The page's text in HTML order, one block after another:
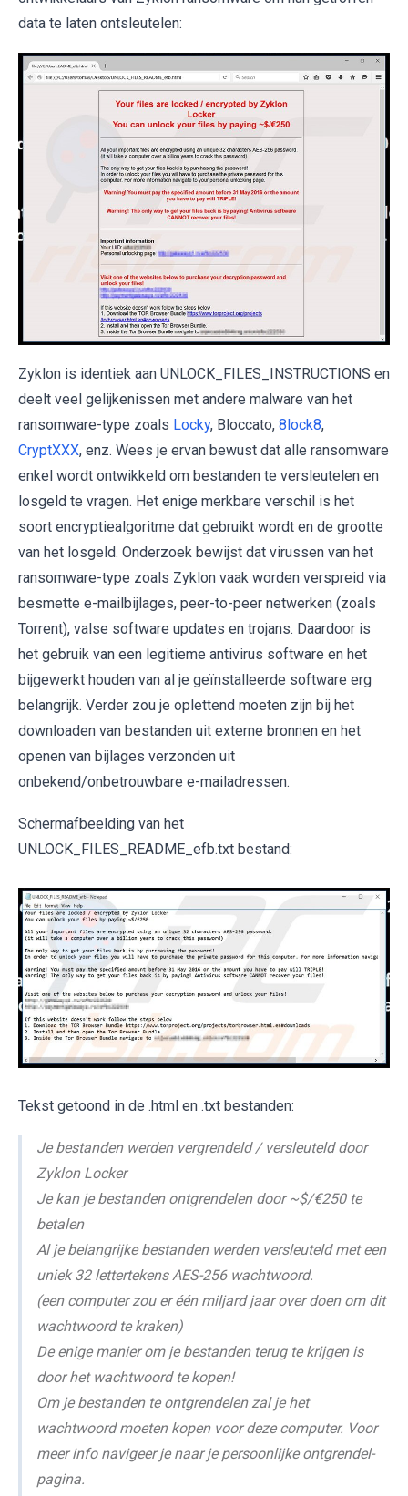
data te laten ontsleutelen:
Zyklon is identiek aan UNLOCK_FILES_INSTRUCTIONS en
deelt veel gelijkenissen met andere malware van het
ransomware-type zoals Locky, Bloccato, 8lock8,
CryptXXX, enz. Wees je ervan bewust dat alle ransomware
enkel wordt ontwikkeld om bestanden te versleutelen en
losgeld te vragen. Het enige merkbare verschil is het
soort encryptiealgoritme dat gebruikt wordt en de grootte
van het losgeld. Onderzoek bewijst dat virussen van het
ransomware-type zoals Zyklon vaak worden verspreid via
besmette e-mailbijlages, peer-to-peer netwerken (zoals
Torrent), valse software updates en trojans. Daardoor is
het gebruik van een legitieme antivirus software en het
bijgewerkt houden van al je geïnstalleerde software erg
belangrijk. Verder zou je oplettend moeten zijn bij het
downloaden van bestanden uit externe bronnen en het
openen van bijlages verzonden uit
onbekend/onbetrouwbare e-mailadressen.
Schermafbeelding van het
UNLOCK_FILES_README_efb.txt bestand:
Tekst getoond in de .html en .txt bestanden:
Je bestanden werden vergrendeld / versleuteld door
Zyklon Locker
Je kan je bestanden ontgrendelen door ~$/€250 te
betalen
Al je belangrijke bestanden werden versleuteld met een
uniek 32 lettertekens AES-256 wachtwoord.
(een computer zou er één miljard jaar over doen om dit
wachtwoord te kraken)
De enige manier om je bestanden terug te krijgen is
door het wachtwoord te kopen!
Om je bestanden te ontgrendelen zal je het
wachtwoord moeten kopen voor deze computer. Voor
meer info navigeer je naar je persoonlijke ontgrendel-
pagina.